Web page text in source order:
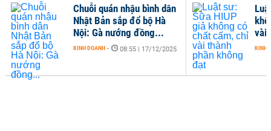
vài
KINH
Chuỗi quán nhậu bình dân
Nhật Bản sắp đổ bộ Hà
Nội: Gà nướng đồng...
KINH DOANH - 08:55 | 17/12/2025